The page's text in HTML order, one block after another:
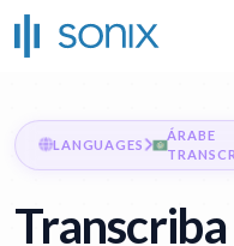
LANGUAGES
ÁRABE
Transcriba